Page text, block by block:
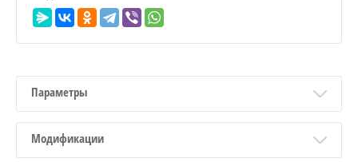
Параметры
Модификации